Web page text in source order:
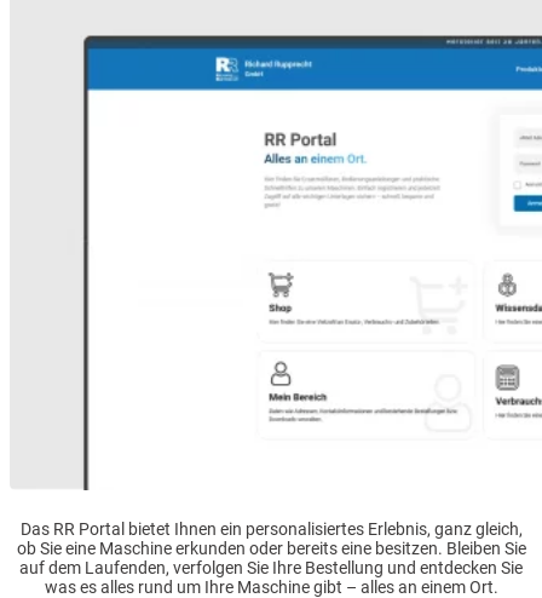
Das RR Portal bietet Ihnen ein personalisiertes Erlebnis, ganz gleich,
ob Sie eine Maschine erkunden oder bereits eine besitzen. Bleiben Sie
auf dem Laufenden, verfolgen Sie Ihre Bestellung und entdecken Sie
was es alles rund um Ihre Maschine gibt – alles an einem Ort.